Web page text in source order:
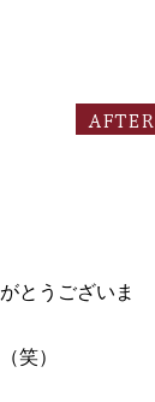
AFTER
とうございま
笑）